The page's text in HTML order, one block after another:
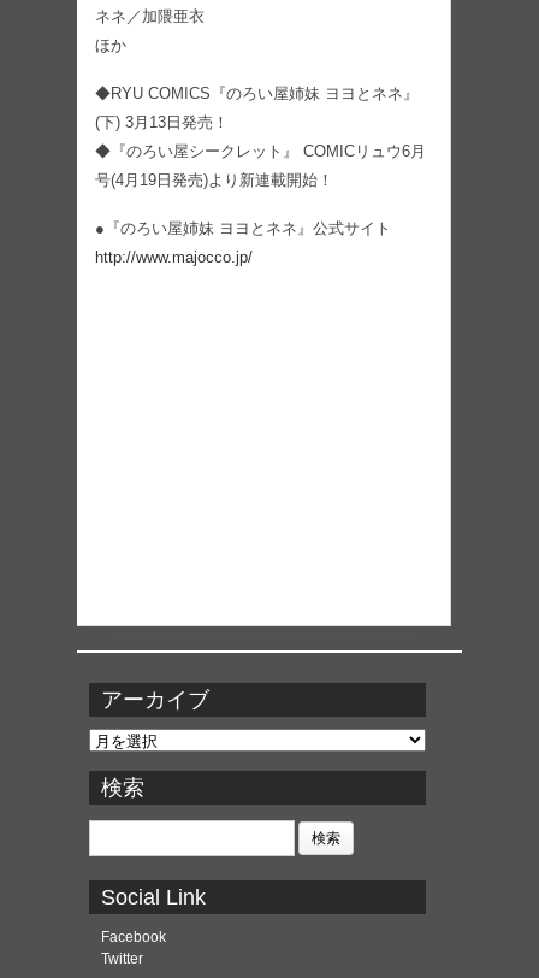
ネネ／加隈亜衣
ほか
◆RYU COMICS『のろい屋姉妹 ヨヨとネネ』
(下) 3月13日発売！
◆『のろい屋シークレット』 COMICリュウ6月
号(4月19日発売)より新連載開始！
●『のろい屋姉妹 ヨヨとネネ』公式サイト
http://www.majocco.jp/
アーカイブ
ア
カ
イ
ブ
検索
検
Social Link
Facebook
Twitter